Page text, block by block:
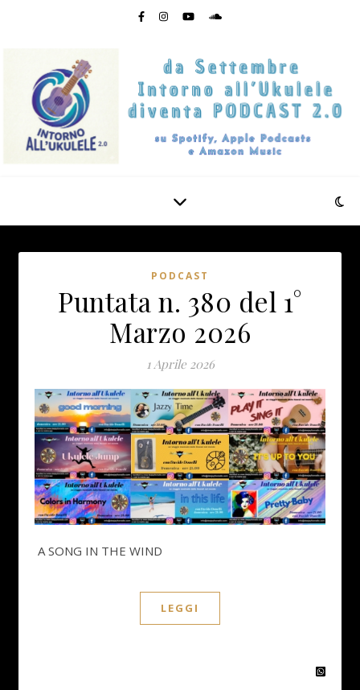
PODCAST
Puntata n. 380 del 1°
Marzo 2026
1 Aprile 2026
A SONG IN THE WIND
LEGGI